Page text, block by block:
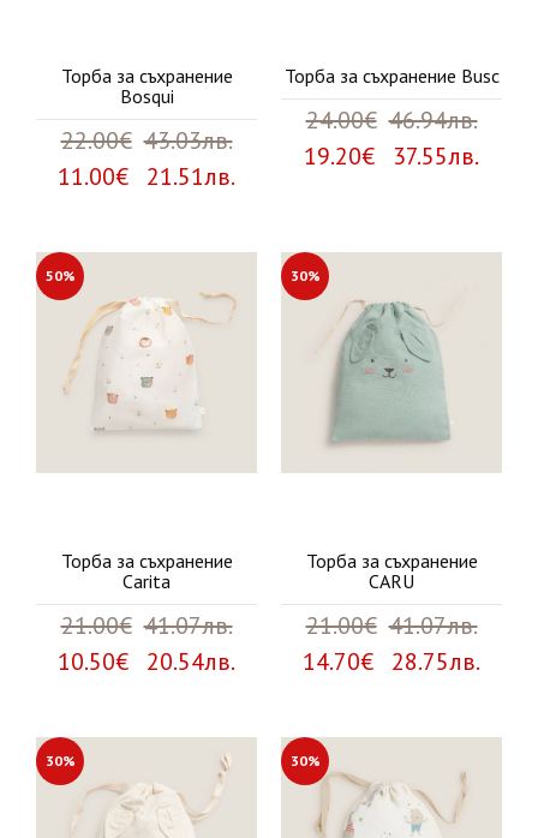
Торба за съхранение
Bosqui
22.00€ 43.03лв.
11.00€ 21.51лв.
Торба за съхранение Busc
24.00€ 46.94лв.
19.20€ 37.55лв.
50%
Торба за съхранение
Carita
21.00€ 41.07лв.
10.50€ 20.54лв.
30%
Торба за съхранение
CARU
21.00€ 41.07лв.
14.70€ 28.75лв.
30% 30%